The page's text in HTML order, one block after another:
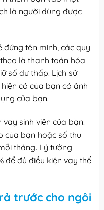
là người dùng được
tên mình, các quy
là thanh toán hóa
số dư thấp. Lịch sử
có của bạn có ảnh
của bạn.
sinh viên của bạn.
của bạn hoặc số thu
tháng. Lý tưởng
để đủ điều kiện vay thế
trước cho ngôi